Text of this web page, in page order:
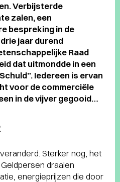
Verbijsterde
zalen, een
bespreking in de
jaar durend
Raad
dat uitmondde in een
Iedereen is ervan
voor de commerciële
in de vijver gegooid…
Sterker nog, het
draaien
energieprijzen die door